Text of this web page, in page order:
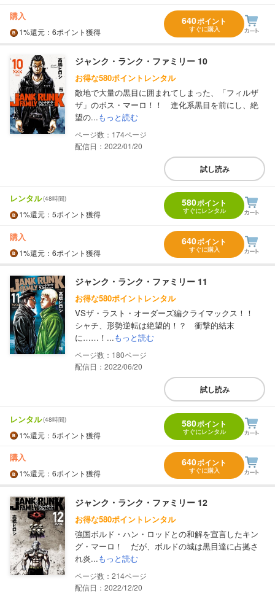
購入
1%還元 ：6ポイント獲得
640ポイント
すぐに購入
ジャンク・ランク・ファミリー 10
お得な580ポイントレンタル
敵地で大量の黒目に囲まれてしまった、「フィルザ
ザ」のボス・マーロ！！ 進化系黒目を前にし、絶
望の...もっと読む
174
配信日：2022/01/20
試し読み
レンタル(48時間)
1%還元 ：5ポイント獲得
580ポイント
すぐにレンタル
購入
1%還元 ：6ポイント獲得
640ポイント
すぐに購入
ジャンク・ランク・ファミリー 11
お得な580ポイントレンタル
VSザ・ラスト・オーダーズ編クライマックス！！
シャチ、形勢逆転は絶望的！？ 衝撃的結末
に……！...もっと読む
180
配信日：2022/06/20
試し読み
レンタル(48時間)
1%還元 ：5ポイント獲得
580ポイント
すぐにレンタル
購入
1%還元 ：6ポイント獲得
640ポイント
すぐに購入
ジャンク・ランク・ファミリー 12
お得な580ポイントレンタル
強国ボルド・ハン・ロッドとの和解を宣言したキン
グ・マーロ！ だが、ボルドの城は黒目達に占拠さ
れ炎...もっと読む
214
配信日：2022/12/20